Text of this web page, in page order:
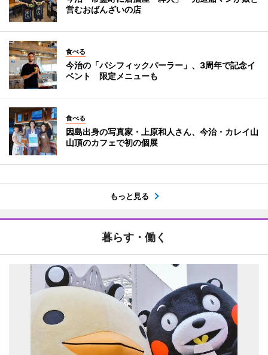
営むおばんざいの店
食べる
今治の「パシフィックパーラー」、3周年で記念イ
ベント 限定メニューも
食べる
因島出身の写真家・上原和人さん、今治・カレイ山
山頂のカフェで初の個展
もっと見る
暮らす・働く